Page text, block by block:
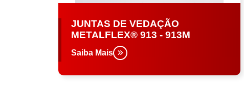
JUNTAS DE VEDAÇÃO
METALFLEX® 913 - 913M
Saiba Mais